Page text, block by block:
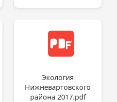
Экология
Нижневартовского
района 2017.pdf